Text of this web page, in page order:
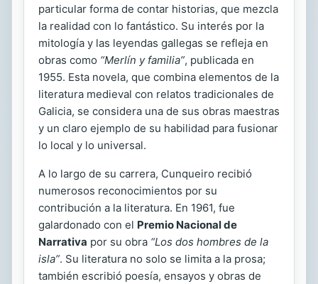
particular forma de contar historias, que mezcla
la realidad con lo fantástico. Su interés por la
mitología y las leyendas gallegas se refleja en
obras como “Merlín y familia”, publicada en
1955. Esta novela, que combina elementos de la
literatura medieval con relatos tradicionales de
Galicia, se considera una de sus obras maestras
y un claro ejemplo de su habilidad para fusionar
lo local y lo universal.
A lo largo de su carrera, Cunqueiro recibió
numerosos reconocimientos por su
contribución a la literatura. En 1961, fue
galardonado con el Premio Nacional de
Narrativa por su obra “Los dos hombres de la
isla”. Su literatura no solo se limita a la prosa;
también escribió poesía, ensayos y obras de